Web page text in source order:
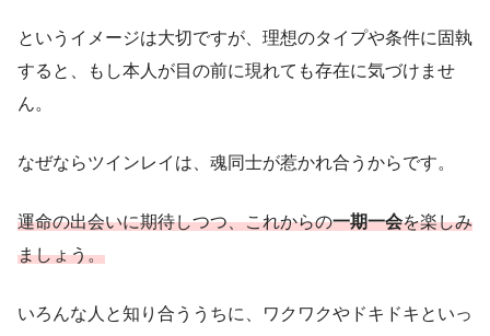
というイメージは大切ですが、理想のタイプや条件に固執
すると、もし本人が目の前に現れても存在に気づけませ
ん。
なぜならツインレイは、魂同士が惹かれ合うからです。
運命の出会いに期待しつつ、これからの一期一会を楽しみ
ましょう。
いろんな人と知り合ううちに、ワクワクやドキドキといっ